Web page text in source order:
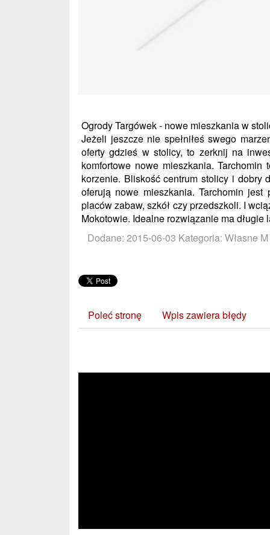
Ogrody Targówek - nowe mieszkania w
Jeżeli jeszcze nie spełniłeś swego
oferty gdzieś w stolicy, to zerknij na
komfortowe nowe mieszkania.
korzenie. Bliskość centrum stolicy i
oferują nowe mieszkania. Tarchomin
placów zabaw, szkół czy przedszkoli. I
Mokotowie. Idealne rozwiązanie ma długie
Dodane: 2015-06-03 Kategoria: Własne
Poleć stronę Wpis zawiera błędy